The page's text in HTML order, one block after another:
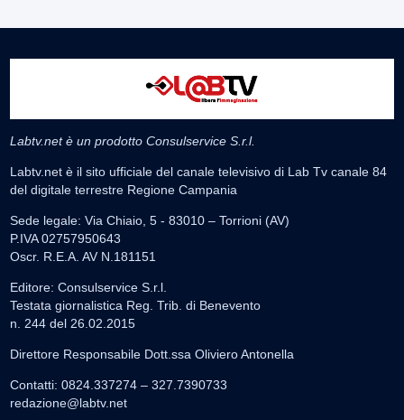
Labtv.net è un prodotto Consulservice S.r.l.
Labtv.net è il sito ufficiale del canale televisivo di Lab Tv canale 84
del digitale terrestre Regione Campania
Sede legale: Via Chiaio, 5 - 83010 – Torrioni (AV)
P.IVA 02757950643
Oscr. R.E.A. AV N.181151
Editore: Consulservice S.r.l.
Testata giornalistica Reg. Trib. di Benevento
n. 244 del 26.02.2015
Direttore Responsabile Dott.ssa Oliviero Antonella
Contatti: 0824.337274 – 327.7390733
redazione@labtv.net